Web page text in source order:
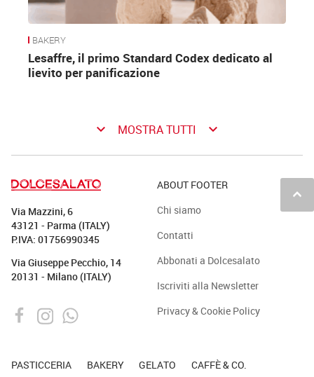
BAKERY
Lesaffre, il primo Standard Codex dedicato al
lievito per panificazione
keyboard_arrow_down MOSTRA TUTTI keyboard_arrow_down
keyboard_arrow_up
Via Mazzini, 6
43121 - Parma (ITALY)
P.IVA: 01756990345
Via Giuseppe Pecchio, 14
20131 - Milano (ITALY)
ABOUT FOOTER
Chi siamo
Contatti
Abbonati a Dolcesalato
Iscriviti alla Newsletter
Privacy & Cookie Policy
PASTICCERIA BAKERY GELATO CAFFÈ & CO.